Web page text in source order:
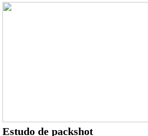
Estudo de packshot